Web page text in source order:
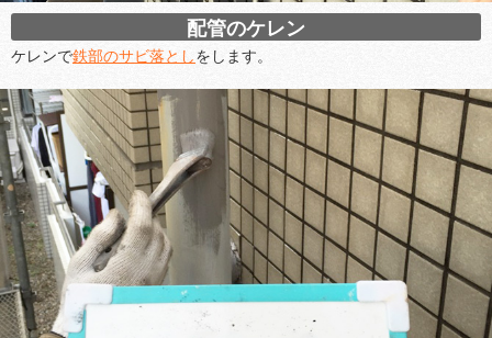
配管のケレン
ケレンで鉄部のサビ落としをします。